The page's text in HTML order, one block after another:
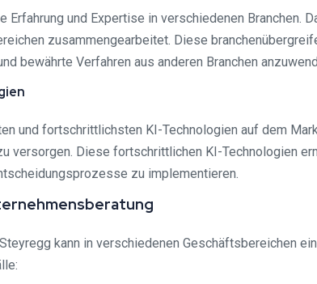
und Expertise in verschiedenen Branchen.
zusammengearbeitet. Diese
bewährte Verfahren aus anderen Branchen
und fortschrittlichsten KI-Technologien auf dem
versorgen. Diese fortschrittlichen KI-Technologien
zu implementieren.
kann in verschiedenen Geschäftsbereichen